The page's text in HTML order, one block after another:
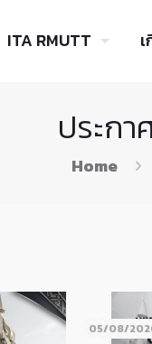
ITA RMUTT
ประก
Home
05/08/